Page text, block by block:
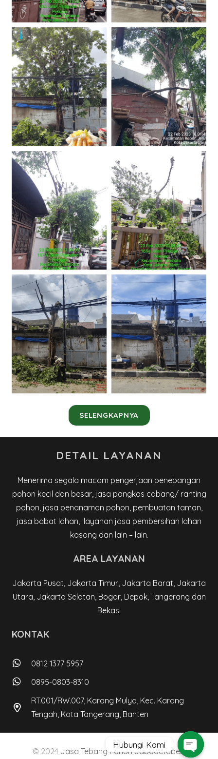
SELENGKAPNYA
DETAIL LAYANAN
Menerima segala macam pengerjaan penebangan
pohon kecil dan besar, jasa pangkas cabang/ ranting
pohon, jasa penanaman pohon, pembuatan taman,
jasa babat lahan, layanan jasa pembersihan lahan
kosong dan lain – lain.
AREA LAYANAN
Jakarta Pusat, Jakarta Timur, Jakarta Barat, Jakarta
Utara, Jakarta Selatan, Bogor, Depok, Tangerang dan
Bekasi
KONTAK
0812 1377 5957
0895-0803-8310
RT.001/RW.007, Karang Mulya, Kec. Karang
Tengah, Kota Tangerang, Banten
© 2024 Jasa Tebang Pohon Jabodetabek.
Hubungi Kami